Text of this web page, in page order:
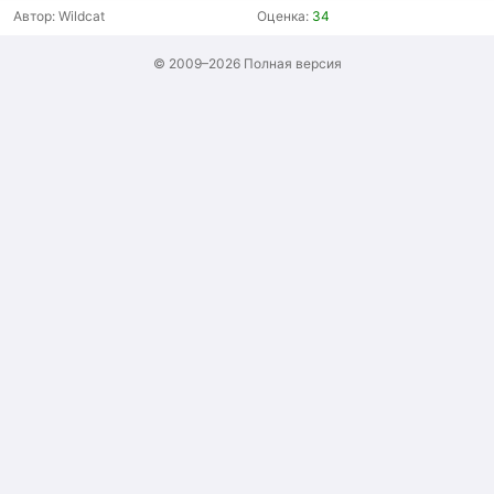
Автор: Wildcat Оценка: 34
© 2009–2026 Полная версия